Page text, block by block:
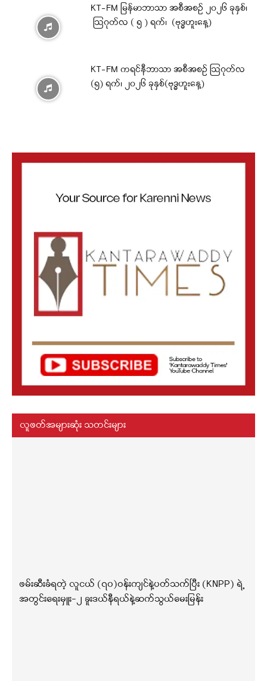
KT-FM မြန်မာဘာသာ အစီအစဉ် ၂၀၂၆ ခုနှစ်၊
ဩဂုတ်လ ( ၅ ) ရက်၊ (ဗုဒ္ဓဟူးနေ့)
KT-FM ကရင်နီဘာသာ အစီအစဉ် ဩဂုတ်လ
(၅) ရက်၊ ၂၀၂၆ ခုနှစ်(ဗုဒ္ဓဟူးနေ့)
လူဖတ်အများဆုံး သတင်းများ
ဖမ်းဆီးခံရတဲ့ လူငယ် (၇၀)ဝန်းကျင်နဲ့ပတ်သက်ပြီး (KNPP) ရဲ့
အတွင်းရေးမှူး-၂ ခူးဒယ်နီရယ်နဲ့ဆက်သွယ်မေးမြန်း